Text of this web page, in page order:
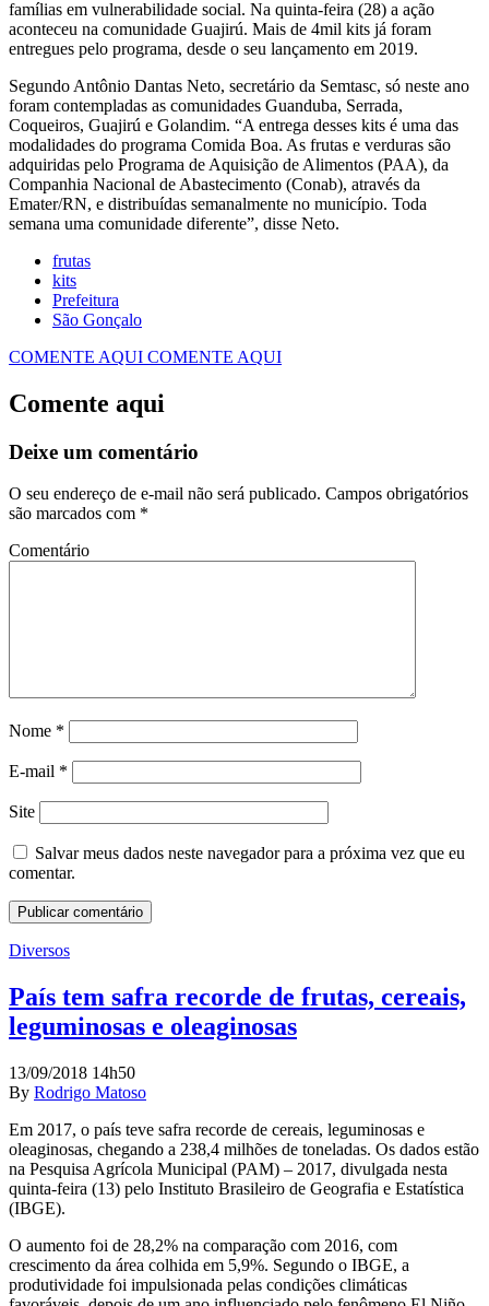
famílias em vulnerabilidade social. Na quinta-feira (28) a ação
aconteceu na comunidade Guajirú. Mais de 4mil kits já foram
entregues pelo programa, desde o seu lançamento em 2019.
Segundo Antônio Dantas Neto, secretário da Semtasc, só neste ano
foram contempladas as comunidades Guanduba, Serrada,
Coqueiros, Guajirú e Golandim. “A entrega desses kits é uma das
modalidades do programa Comida Boa. As frutas e verduras são
adquiridas pelo Programa de Aquisição de Alimentos (PAA), da
Companhia Nacional de Abastecimento (Conab), através da
Emater/RN, e distribuídas semanalmente no município. Toda
semana uma comunidade diferente”, disse Neto.
frutas
kits
Prefeitura
São Gonçalo
COMENTE AQUI COMENTE AQUI
Comente aqui
Deixe um comentário
O seu endereço de e-mail não será publicado. Campos obrigatórios
são marcados com *
Comentário
Nome *
E-mail *
Site
Salvar meus dados neste navegador para a próxima vez que eu
comentar.
Diversos
País tem safra recorde de frutas, cereais,
leguminosas e oleaginosas
13/09/2018 14h50
By Rodrigo Matoso
Em 2017, o país teve safra recorde de cereais, leguminosas e
oleaginosas, chegando a 238,4 milhões de toneladas. Os dados estão
na Pesquisa Agrícola Municipal (PAM) – 2017, divulgada nesta
quinta-feira (13) pelo Instituto Brasileiro de Geografia e Estatística
(IBGE).
O aumento foi de 28,2% na comparação com 2016, com
crescimento da área colhida em 5,9%. Segundo o IBGE, a
produtividade foi impulsionada pelas condições climáticas